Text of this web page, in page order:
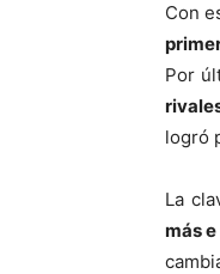
Con
Por
logró
La
más